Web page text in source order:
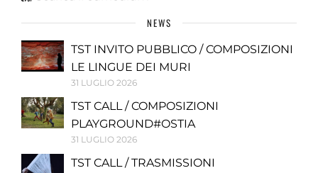
NEWS
TST INVITO PUBBLICO / COMPOSIZIONI
LE LINGUE DEI MURI
31 LUGLIO 2026
TST CALL / COMPOSIZIONI
PLAYGROUND#OSTIA
31 LUGLIO 2026
TST CALL / TRASMISSIONI